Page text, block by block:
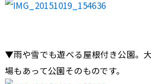
▼雨や雪でも遊べる屋根付き公園。
場もあって公園そのものです。